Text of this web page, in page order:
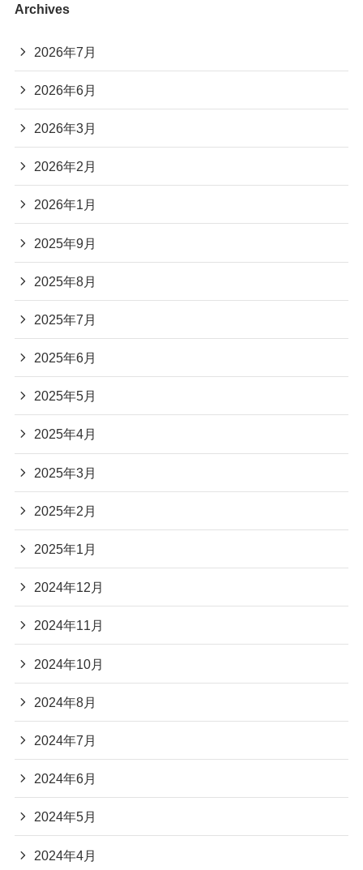
Archives
2026年7月
2026年6月
2026年3月
2026年2月
2026年1月
2025年9月
2025年8月
2025年7月
2025年6月
2025年5月
2025年4月
2025年3月
2025年2月
2025年1月
2024年12月
2024年11月
2024年10月
2024年8月
2024年7月
2024年6月
2024年5月
2024年4月